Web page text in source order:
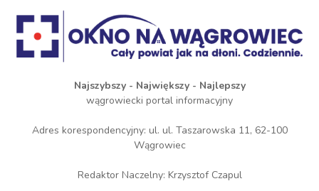
Najszybszy - Największy - Najlepszy
wągrowiecki portal informacyjny
Adres korespondencyjny: ul. ul. Taszarowska 11, 62-100
Wągrowiec
Redaktor Naczelny: Krzysztof Czapul